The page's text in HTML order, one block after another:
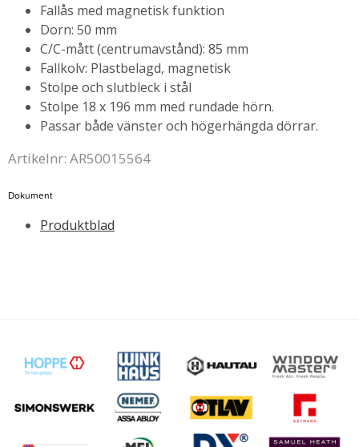
Fallås med magnetisk funktion
Dorn: 50 mm
C/C-mått (centrumavstånd): 85 mm
Fallkolv: Plastbelagd, magnetisk
Stolpe och slutbleck i stål
Stolpe 18 x 196 mm med rundade hörn.
Passar både vänster och högerhängda dörrar.
Artikelnr: AR50015564
Dokument
Produktblad